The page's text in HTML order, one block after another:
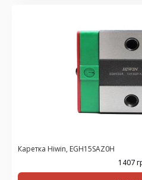
Каретка Hiwin, EGH15SAZ0H
1407